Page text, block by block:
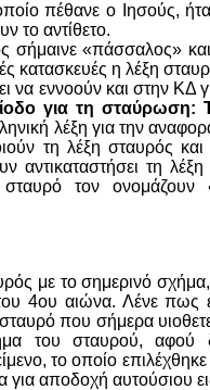
πέθανε ο Ιησούς,
το αντίθετο.
«πάσσαλος»
κατασκευές η λέξη
να εννοούν και στην ΚΔ
για τη σταύρωση:
λέξη για την
τη λέξη σταυρός
αντικαταστήσει τη
σταυρό τον ονομάζουν
με το σημερινό
4ου αιώνα. Λένε πως
που σήμερα
του σταυρού, αφού
το οποίο
αποδοχή αυτούσιου